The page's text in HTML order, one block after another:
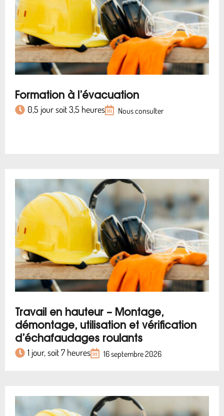
Formation à l’évacuation
0,5 jour soit 3,5 heures Nous consulter
Travail en hauteur – Montage,
démontage, utilisation et vérification
d’échafaudages roulants
1 jour, soit 7 heures 16 septembre 2026